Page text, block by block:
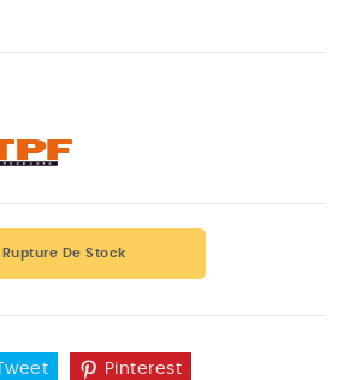
Rupture De Stock
Tweet Pinterest